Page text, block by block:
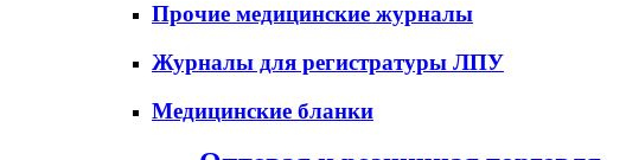
Прочие медицинские журналы
Журналы для регистратуры ЛПУ
Медицинские бланки